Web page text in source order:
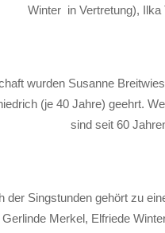
Winter in Vertretung), Ilka
wurden Susanne
(je 40 Jahre) geehrt.
sind seit 60
der Singstunden gehört zu
Merkel, Elfriede